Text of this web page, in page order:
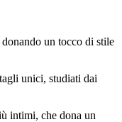
un tocco di stile
unici, studiati dai
intimi, che dona un